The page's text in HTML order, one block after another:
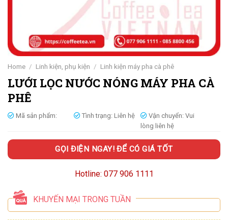
Home / Linh kiện, phụ kiện / Linh kiện máy pha cà phê
LƯỚI LỌC NƯỚC NÓNG MÁY PHA CÀ
PHÊ
Mã sản phẩm: Tình trạng: Liên hệ Vận chuyển: Vui
lòng liên hệ
GỌI ĐIỆN NGAY! ĐỂ CÓ GIÁ TỐT
Hotline: 077 906 1111
KHUYẾN MẠI TRONG TUẦN